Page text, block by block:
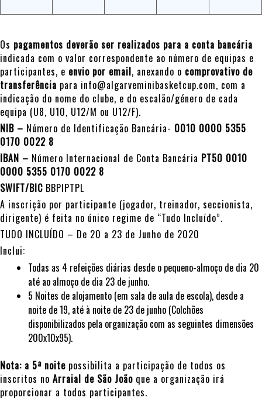
Os pagamentos deverão ser realizados para a conta bancária
indicada com o valor correspondente ao número de equipas e
participantes, e envio por email, anexando o comprovativo de
transferência para info@algarveminibasketcup.com, com a
indicação do nome do clube, e do escalão/género de cada
equipa (U8, U10, U12/M ou U12/F).
NIB – Número de Identificação Bancária- 0010 0000 5355
0170 0022 8
IBAN – Número Internacional de Conta Bancária PT50 0010
0000 5355 0170 0022 8
SWIFT/BIC BBPIPTPL
A inscrição por participante (jogador, treinador, seccionista,
dirigente) é feita no único regime de “Tudo Incluído”.
TUDO INCLUÍDO – De 20 a 23 de Junho de 2020
Inclui:
Todas as 4 refeições diárias desde o pequeno-almoço de dia 20
até ao almoço de dia 23 de junho.
5 Noites de alojamento (em sala de aula de escola), desde a
noite de 19, até à noite de 23 de junho (Colchões
disponibilizados pela organização com as seguintes dimensões
200x10x95).
Nota: a 5ª noite possibilita a participação de todos os
inscritos no Arraial de São João que a organização irá
proporcionar a todos participantes.